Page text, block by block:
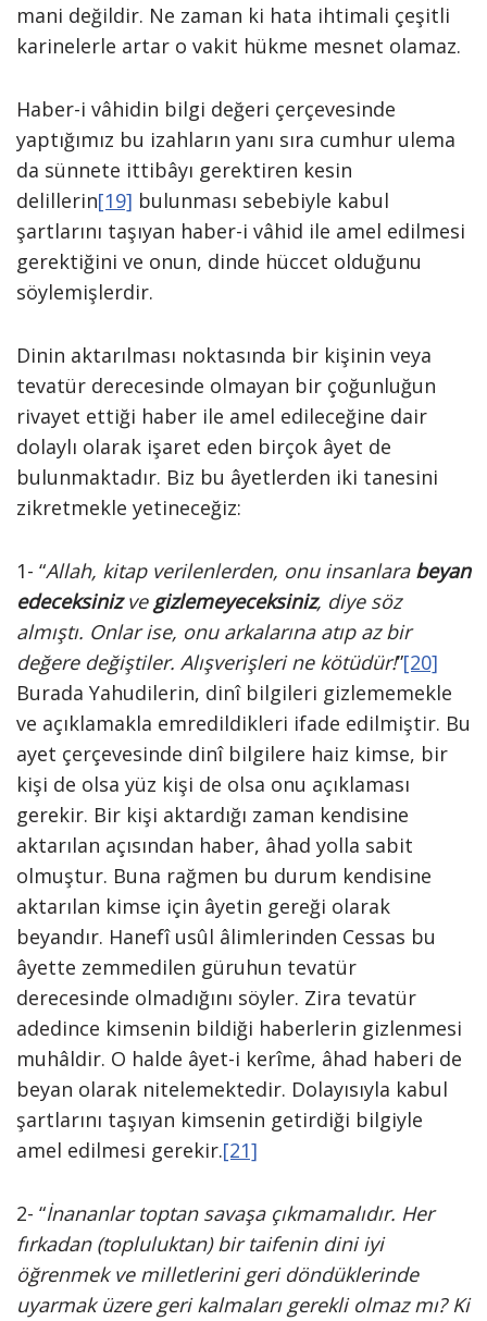
mani değildir. Ne zaman ki hata ihtimali çeşitli
karinelerle artar o vakit hükme mesnet olamaz.
Haber-i vâhidin bilgi değeri çerçevesinde
yaptığımız bu izahların yanı sıra cumhur ulema
da sünnete ittibâyı gerektiren kesin
delillerin[19] bulunması sebebiyle kabul
şartlarını taşıyan haber-i vâhid ile amel edilmesi
gerektiğini ve onun, dinde hüccet olduğunu
söylemişlerdir.
Dinin aktarılması noktasında bir kişinin veya
tevatür derecesinde olmayan bir çoğunluğun
rivayet ettiği haber ile amel edileceğine dair
dolaylı olarak işaret eden birçok âyet de
bulunmaktadır. Biz bu âyetlerden iki tanesini
zikretmekle yetineceğiz:
1- “Allah, kitap verilenlerden, onu insanlara beyan
edeceksinizvegizlemeyeceksiniz, diye söz
almıştı. Onlar ise, onu arkalarına atıp az bir
değere değiştiler. Alışverişleri ne kötüdür!”[20]
Burada Yahudilerin, dinî bilgileri gizlememekle
ve açıklamakla emredildikleri ifade edilmiştir. Bu
ayet çerçevesinde dinî bilgilere haiz kimse, bir
kişi de olsa yüz kişi de olsa onu açıklaması
gerekir. Bir kişi aktardığı zaman kendisine
aktarılan açısından haber, âhad yolla sabit
olmuştur. Buna rağmen bu durum kendisine
aktarılan kimse için âyetin gereği olarak
beyandır. Hanefî usûl âlimlerinden Cessas bu
âyette zemmedilen güruhun tevatür
derecesinde olmadığını söyler. Zira tevatür
adedince kimsenin bildiği haberlerin gizlenmesi
muhâldir. O halde âyet-i kerîme, âhad haberi de
beyan olarak nitelemektedir. Dolayısıyla kabul
şartlarını taşıyan kimsenin getirdiği bilgiyle
amel edilmesi gerekir.[21]
2- “İnananlar toptan savaşa çıkmamalıdır. Her
fırkadan (topluluktan) bir taifenin dini iyi
öğrenmek ve milletlerini geri döndüklerinde
uyarmak üzere geri kalmaları gerekli olmaz mı? Ki